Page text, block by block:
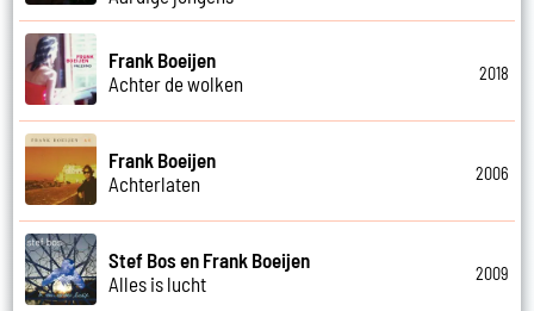
Frank Boeijen
Achter de wolken
2018
Frank Boeijen
Achterlaten
2006
Stef Bos en Frank Boeijen
Alles is lucht
2009